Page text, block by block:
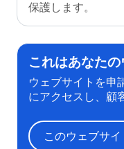
保護します。
これはあなた
ウェブサイトを申
にアクセスし、顧
このウェブサ